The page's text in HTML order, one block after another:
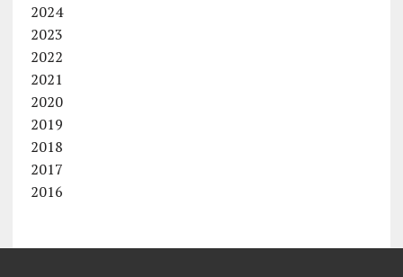
2024
2023
2022
2021
2020
2019
2018
2017
2016